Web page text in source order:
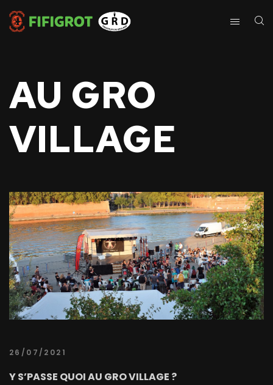
AU GRO
VILLAGE
26/07/2021
Y S’PASSE QUOI AU GRO VILLAGE ?